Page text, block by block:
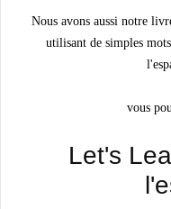
Nous avons aussi notre
utilisant de simples
vous
Let's